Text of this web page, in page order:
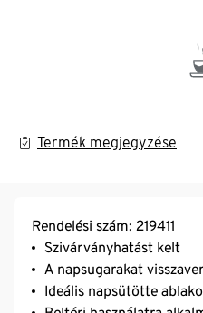
Termék megjegyzése
Rendelési szám: 219411
Szivárványhatást kelt
A napsugarakat
Ideális napsütötte